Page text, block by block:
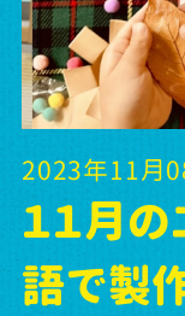
2023年11月
１１月
語で製